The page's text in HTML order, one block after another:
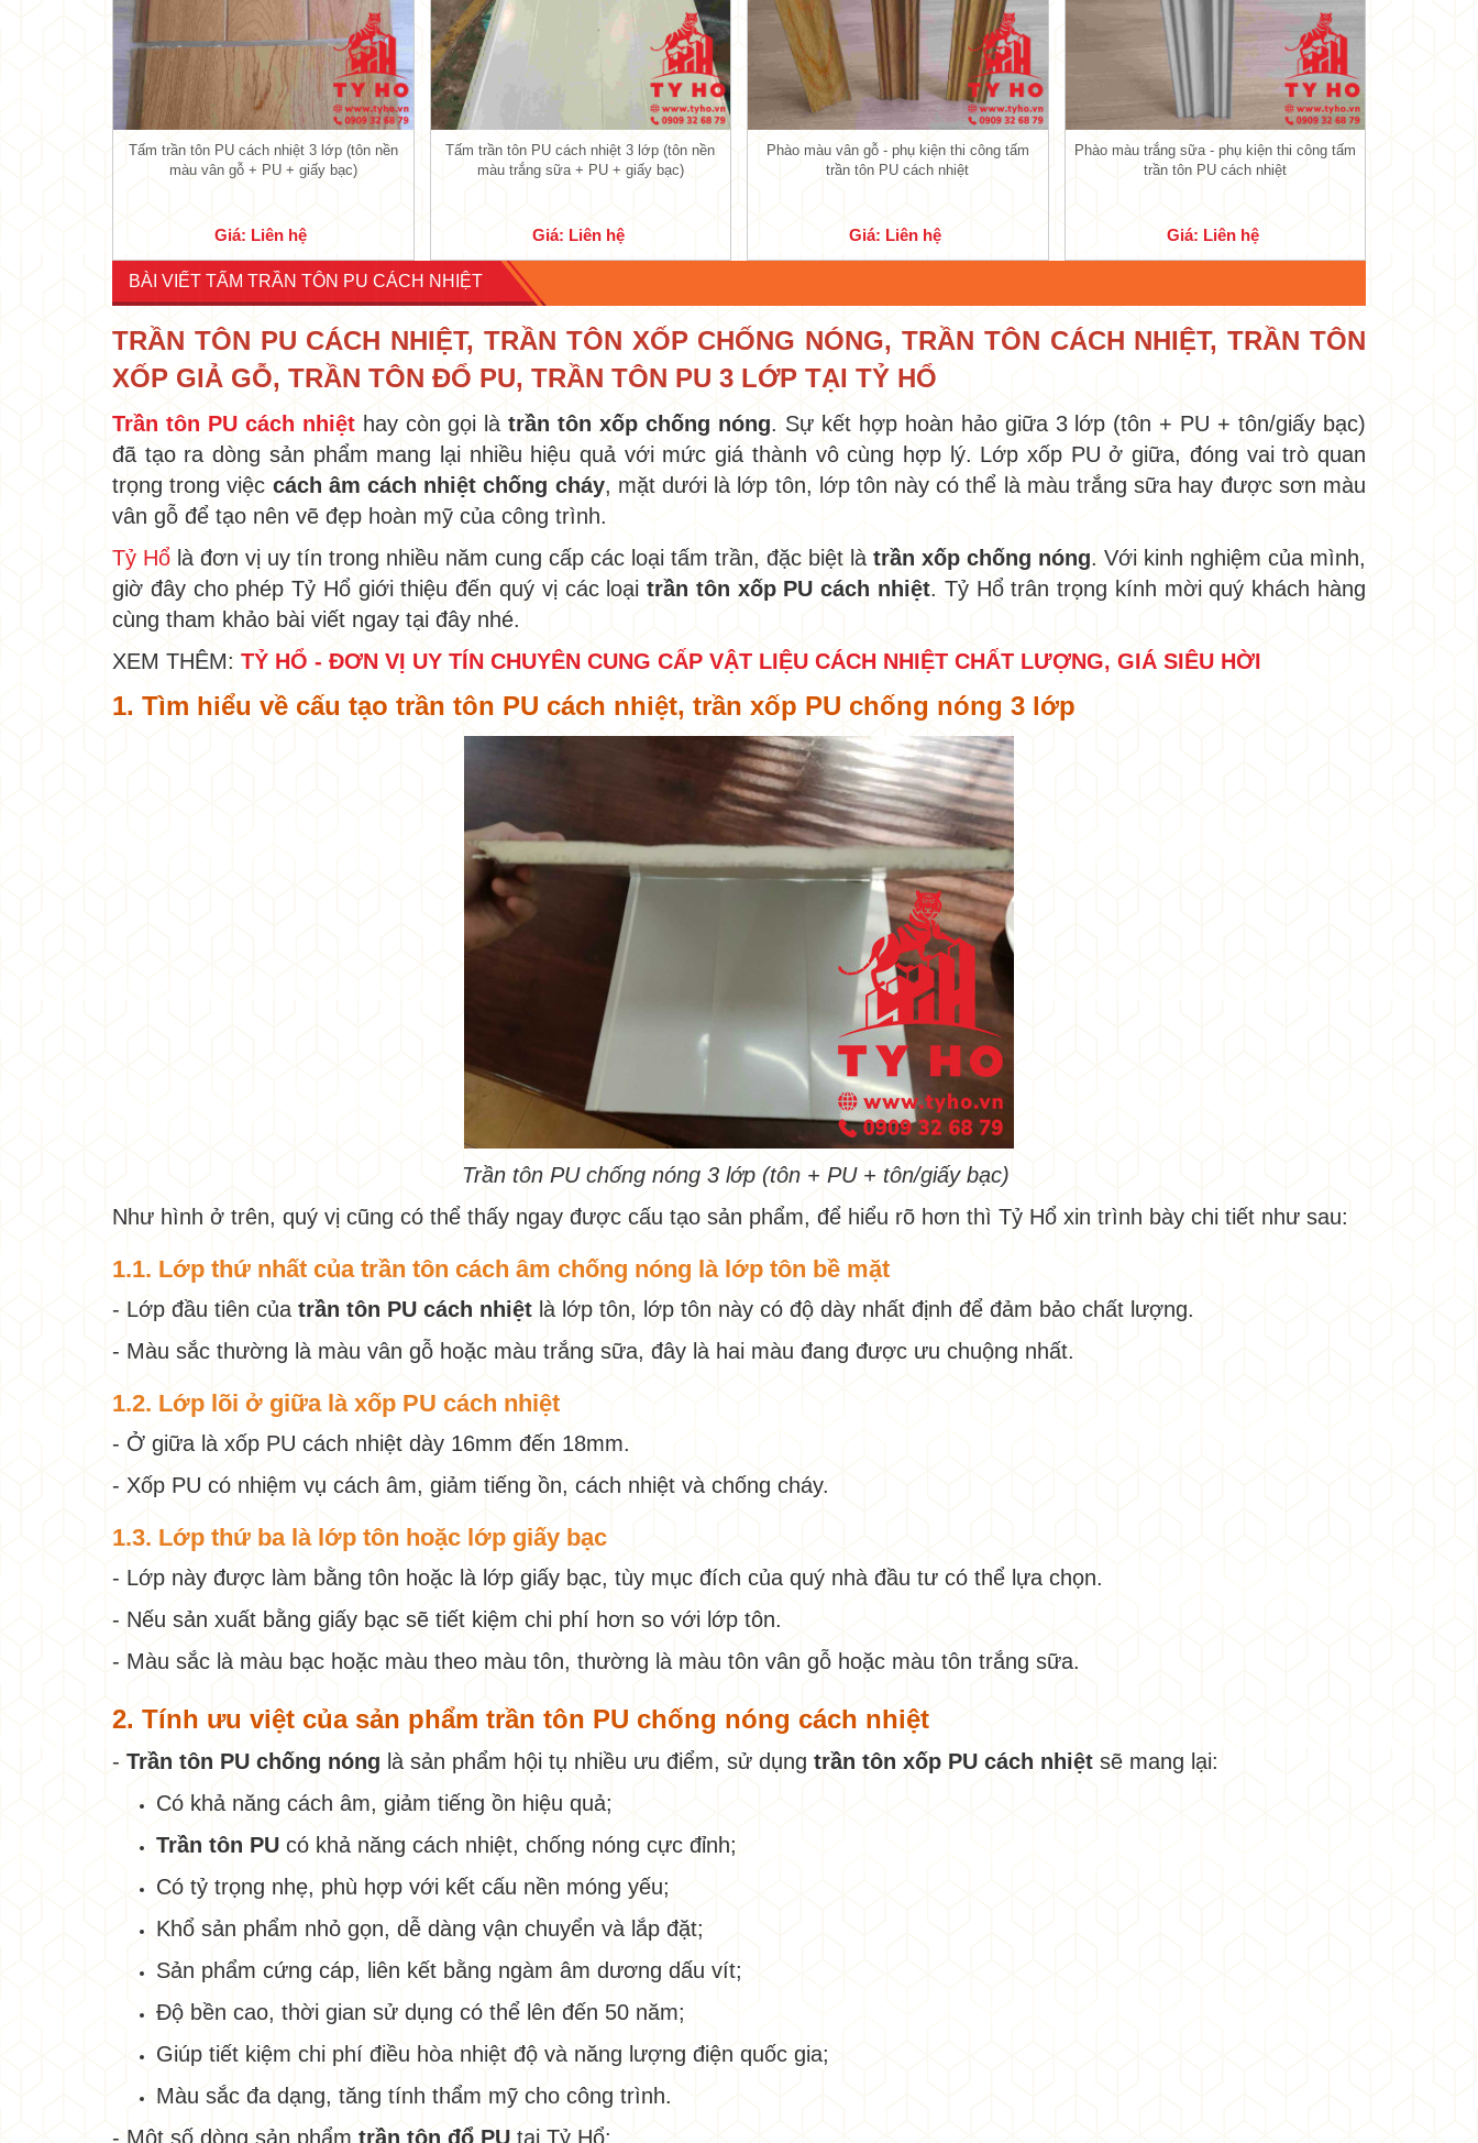
Tấm trần tôn PU cách nhiệt 3 lớp (tôn nền
màu vân gỗ + PU + giấy bạc)
Giá: Liên hệ
Tấm trần tôn PU cách nhiệt 3 lớp (tôn nền
màu trắng sữa + PU + giấy bạc)
Giá: Liên hệ
Phào màu vân gỗ - phụ kiện thi công tấm
trần tôn PU cách nhiệt
Giá: Liên hệ
Phào màu trắng sữa - phụ kiện thi công tấm
trần tôn PU cách nhiệt
Giá: Liên hệ
BÀI VIẾT TẤM TRẦN TÔN PU CÁCH NHIỆT
TRẦN TÔN PU CÁCH NHIỆT, TRẦN TÔN XỐP CHỐNG NÓNG, TRẦN TÔN CÁCH NHIỆT, TRẦN TÔN
XỐP GIẢ GỖ, TRẦN TÔN ĐỔ PU, TRẦN TÔN PU 3 LỚP TẠI TỶ HỔ
Trần tôn PU cách nhiệthay còn gọi là trần tôn xốp chống nóng. Sự kết hợp hoàn hảo giữa 3 lớp (tôn + PU + tôn/giấy bạc)
đã tạo ra dòng sản phẩm mang lại nhiều hiệu quả với mức giá thành vô cùng hợp lý. Lớp xốp PU ở giữa, đóng vai trò quan
trọng trong việc cách âm cách nhiệt chống cháy, mặt dưới là lớp tôn, lớp tôn này có thể là màu trắng sữa hay được sơn màu
vân gỗ để tạo nên vẽ đẹp hoàn mỹ của công trình.
Tỷ Hổ là đơn vị uy tín trong nhiều năm cung cấp các loại tấm trần, đặc biệt là trần xốp chống nóng. Với kinh nghiệm của mình,
giờ đây cho phép Tỷ Hổ giới thiệu đến quý vị các loạitrần tôn xốp PU cách nhiệt. Tỷ Hổ trân trọng kính mời quý khách hàng
cùng tham khảo bài viết ngay tại đây nhé.
XEM THÊM: TỶ HỔ - ĐƠN VỊ UY TÍN CHUYÊN CUNG CẤP VẬT LIỆU CÁCH NHIỆT CHẤT LƯỢNG, GIÁ SIÊU HỜI
1. Tìm hiểu về cấu tạo trần tôn PU cách nhiệt, trần xốp PU chống nóng 3 lớp
Trần tôn PU chống nóng 3 lớp (tôn + PU + tôn/giấy bạc)
Như hình ở trên, quý vị cũng có thể thấy ngay được cấu tạo sản phẩm, để hiểu rõ hơn thì Tỷ Hổ xin trình bày chi tiết như sau:
1.1. Lớp thứ nhất của trần tôn cách âm chống nóng là lớp tôn bề mặt
- Lớp đầu tiên của trần tôn PU cách nhiệt là lớp tôn, lớp tôn này có độ dày nhất định để đảm bảo chất lượng.
- Màu sắc thường là màu vân gỗ hoặc màu trắng sữa, đây là hai màu đang được ưu chuộng nhất.
1.2. Lớp lõi ở giữa là xốp PU cách nhiệt
- Ở giữa là xốp PU cách nhiệt dày 16mm đến 18mm.
- Xốp PU có nhiệm vụ cách âm, giảm tiếng ồn, cách nhiệt và chống cháy.
1.3. Lớp thứ ba là lớp tôn hoặc lớp giấy bạc
- Lớp này được làm bằng tôn hoặc là lớp giấy bạc, tùy mục đích của quý nhà đầu tư có thể lựa chọn.
- Nếu sản xuất bằng giấy bạc sẽ tiết kiệm chi phí hơn so với lớp tôn.
- Màu sắc là màu bạc hoặc màu theo màu tôn, thường là màu tôn vân gỗ hoặc màu tôn trắng sữa.
2. Tính ưu việt của sản phẩm trần tôn PU chống nóng cách nhiệt
- Trần tôn PU chống nóng là sản phẩm hội tụ nhiều ưu điểm, sử dụng trần tôn xốp PU cách nhiệt sẽ mang lại:
Có khả năng cách âm, giảm tiếng ồn hiệu quả;
Trần tôn PU có khả năng cách nhiệt, chống nóng cực đỉnh;
Có tỷ trọng nhẹ, phù hợp với kết cấu nền móng yếu;
Khổ sản phẩm nhỏ gọn, dễ dàng vận chuyển và lắp đặt;
Sản phẩm cứng cáp, liên kết bằng ngàm âm dương dấu vít;
Độ bền cao, thời gian sử dụng có thể lên đến 50 năm;
Giúp tiết kiệm chi phí điều hòa nhiệt độ và năng lượng điện quốc gia;
Màu sắc đa dạng, tăng tính thẩm mỹ cho công trình.
- Một số dòng sản phẩm trần tôn đổ PU tại Tỷ Hổ:
•
•
•
•
•